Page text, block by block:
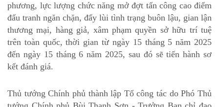
phương, lực lượng chức năng mở đợt tấn công cao điểm
đấu tranh ngăn chặn, đẩy lùi tình trạng buôn lậu, gian lận
thương mại, hàng giả, xâm phạm quyền sở hữu trí tuệ
trên toàn quốc, thời gian từ ngày 15 tháng 5 năm 2025
đến ngày 15 tháng 6 năm 2025, sau đó sẽ tiến hành sơ
kết đánh giá.
Thủ tướng Chính phủ thành lập Tổ công tác do Phó Thủ